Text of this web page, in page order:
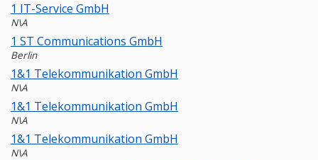
1 IT-Service GmbH
N\A
1 ST Communications GmbH
Berlin
1&1 Telekommunikation GmbH
N\A
1&1 Telekommunikation GmbH
N\A
1&1 Telekommunikation GmbH
N\A